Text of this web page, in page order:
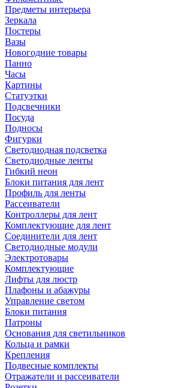
Предметы интерьера
Зеркала
Постеры
Вазы
Новогодние товары
Панно
Часы
Картины
Статуэтки
Подсвечники
Посуда
Подносы
Фигурки
Светодиодная подсветка
Светодиодные ленты
Гибкий неон
Блоки питания для лент
Профиль для ленты
Рассеиватели
Контроллеры для лент
Комплектующие для лент
Соединители для лент
Светодиодные модули
Электротовары
Комплектующие
Лифты для люстр
Плафоны и абажуры
Управление светом
Блоки питания
Патроны
Основания для светильников
Кольца и рамки
Крепления
Подвесные комплекты
Отражатели и рассеиватели